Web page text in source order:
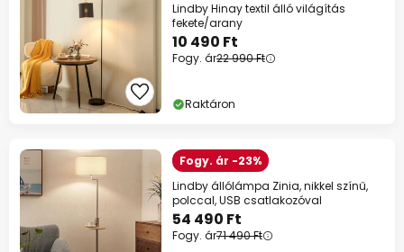
Lindby Hinay textil álló világítás
fekete/arany
10 490 Ft
Fogy. ár22 990 Ft
Raktáron
Fogy. ár -23%
Lindby állólámpa Zinia, nikkel színű,
polccal, USB csatlakozóval
54 490 Ft
Fogy. ár71 490 Ft